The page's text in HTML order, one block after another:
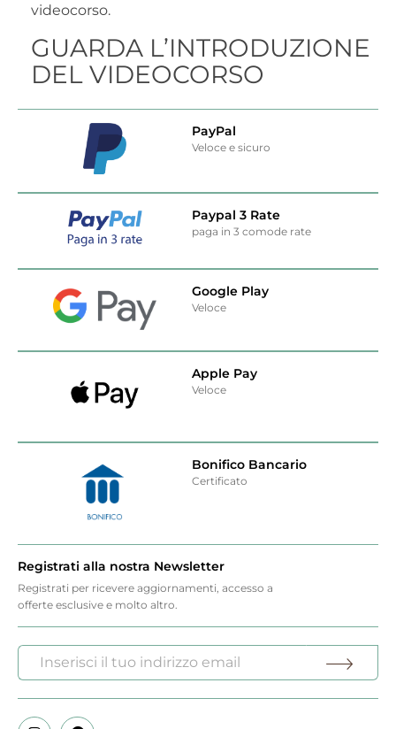
videocorso.
GUARDA L’INTRODUZIONE
DEL VIDEOCORSO
PayPal
Veloce e sicuro
Paypal 3 Rate
paga in 3 comode rate
Google Play
Veloce
Apple Pay
Veloce
Bonifico Bancario
Certificato
Registrati alla nostra Newsletter
Registrati per ricevere aggiornamenti, accesso a
offerte esclusive e molto altro.